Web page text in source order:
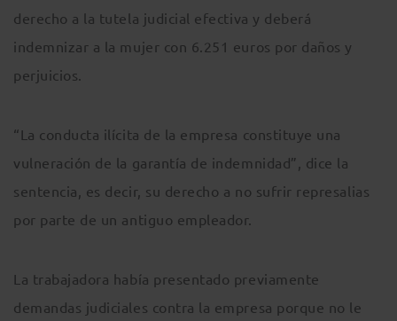
derecho a la tutela judicial efectiva y deberá
indemnizar a la mujer con 6.251 euros por daños y
perjuicios.
“La conducta ilícita de la empresa constituye una
vulneración de la garantía de indemnidad”, dice la
sentencia, es decir, su derecho a no sufrir represalias
por parte de un antiguo empleador.
La trabajadora había presentado previamente
demandas judiciales contra la empresa porque no le